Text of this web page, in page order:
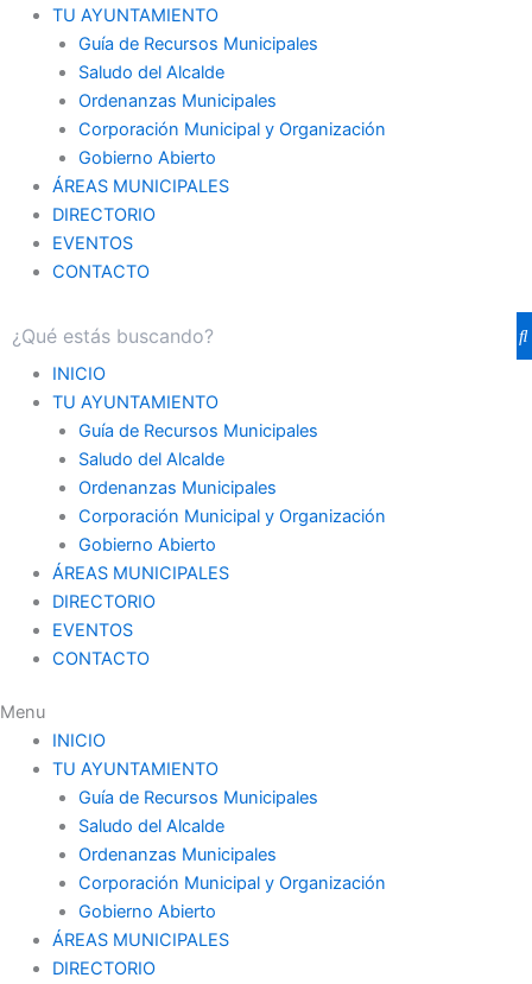
TU AYUNTAMIENTO
Guía de Recursos Municipales
Saludo del Alcalde
Ordenanzas Municipales
Corporación Municipal y Organización
Gobierno Abierto
ÁREAS MUNICIPALES
DIRECTORIO
EVENTOS
CONTACTO
INICIO
TU AYUNTAMIENTO
Guía de Recursos Municipales
Saludo del Alcalde
Ordenanzas Municipales
Corporación Municipal y Organización
Gobierno Abierto
ÁREAS MUNICIPALES
DIRECTORIO
EVENTOS
CONTACTO
Menu
INICIO
TU AYUNTAMIENTO
Guía de Recursos Municipales
Saludo del Alcalde
Ordenanzas Municipales
Corporación Municipal y Organización
Gobierno Abierto
ÁREAS MUNICIPALES
DIRECTORIO